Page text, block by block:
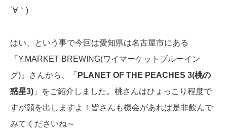
´∀｀)
はい、という事で今回は愛知県は名古屋市にある
『Y.MARKET BREWING(ワイマーケットブルーイン
グ)』さんから、「 PLANET OF THE PEACHES 3(桃の
惑星3) 」をご紹介しました。桃さんはひょっこり程度で
すが顔を出しますよ！皆さんも機会があれば是非飲んで
みてくださいね～